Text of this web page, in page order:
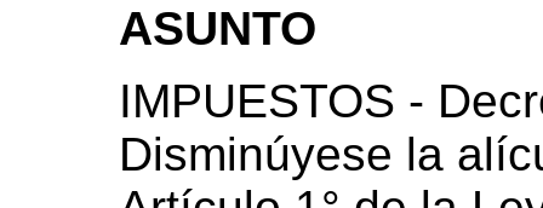
ASUNTO
IMPUESTOS -
Disminúyese la